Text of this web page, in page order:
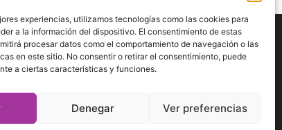
experiencias, utilizamos tecnologías como las cookies para
a la información del dispositivo. El consentimiento de estas
procesar datos como el comportamiento de navegación o las
en este sitio. No consentir o retirar el consentimiento, puede
a ciertas características y funciones.
Denegar Ver preferencias